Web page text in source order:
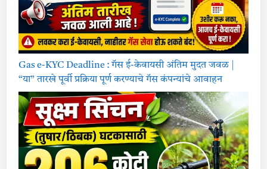
Gas e-KYC Deadline : गॅस ई-केवायसी अंतिम मुदत जवळ |
“या” तारखे पूर्वी प्रक्रिया पूर्ण करण्याचे गॅस कंपन्यांचे आवाहन